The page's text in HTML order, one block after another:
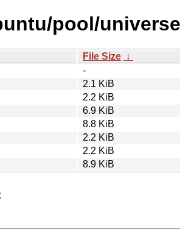
pool/
File Size ↓
-
2.1 KiB
2.2 KiB
6.9 KiB
8.8 KiB
2.2 KiB
2.2 KiB
8.9 KiB